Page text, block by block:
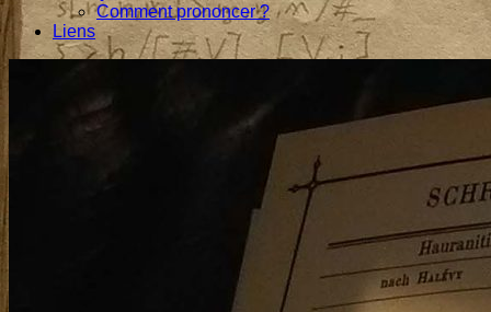
Comment prononcer ?
Liens